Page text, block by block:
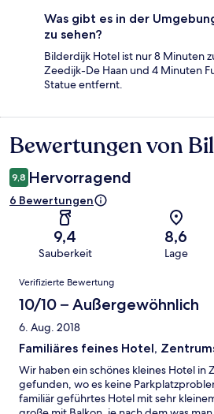
Was gibt es in der
zu sehen?
Bilderdijk Hotel ist nur 8 Minuten
Zeedijk-De Haan und 4 Minuten
Statue entfernt.
Bewertungen
Bewertungen von
9,8 Hervorragend
6 Bewertungen
9,4
Sauberkeit
8,6
Lage
Bewertungen
Verifizierte Bewertung
10/10 – Außergewöhnlich
6. Aug. 2018
Familiäres feines Hotel,
Wir haben ein schönes kleines Hotel in
gefunden, wo es keine
familiär geführtes Hotel mit sehr